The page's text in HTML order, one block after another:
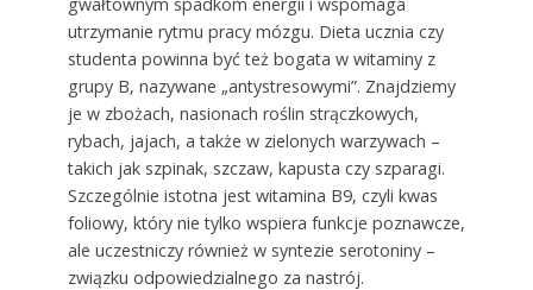
utrzymanie rytmu pracy mózgu. Dieta ucznia czy
studenta powinna być też bogata w witaminy z
grupy B, nazywane „antystresowymi”. Znajdziemy
je w zbożach, nasionach roślin strączkowych,
rybach, jajach, a także w zielonych warzywach –
takich jak szpinak, szczaw, kapusta czy szparagi.
Szczególnie istotna jest witamina B9, czyli kwas
foliowy, który nie tylko wspiera funkcje poznawcze,
ale uczestniczy również w syntezie serotoniny –
związku odpowiedzialnego za nastrój.